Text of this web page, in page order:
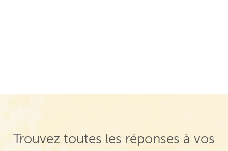
Trouvez toutes les réponses à vos